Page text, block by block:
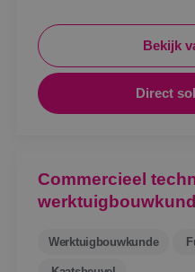
Bekijk
Direct
Commercieel
Werktuigbouwkunde